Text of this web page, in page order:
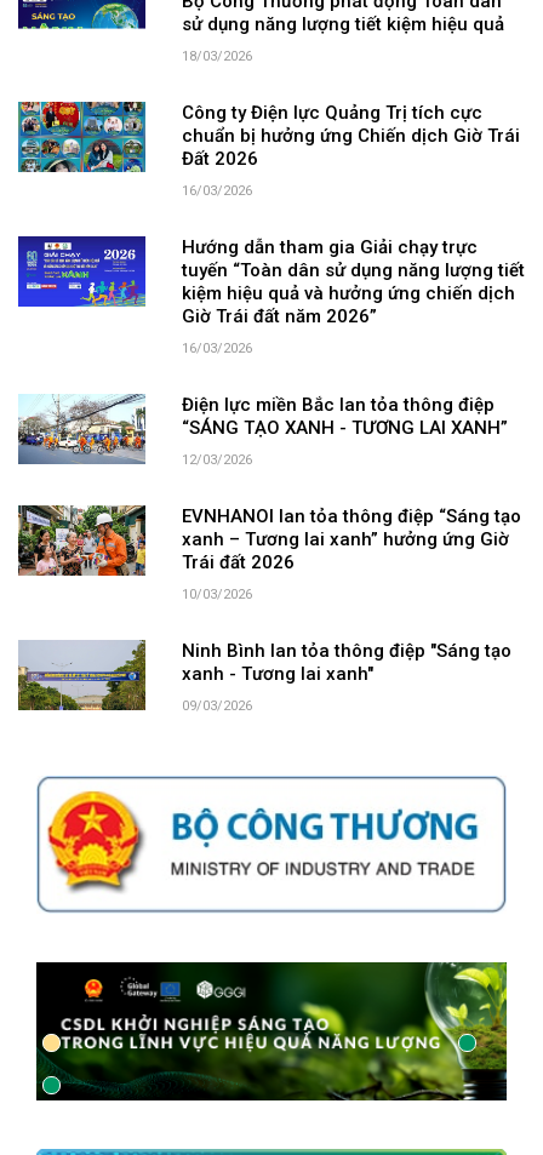
sử dụng năng lượng tiết kiệm hiệu quả
18/03/2026
Công ty Điện lực Quảng Trị tích cực
chuẩn bị hưởng ứng Chiến dịch Giờ Trái
Đất 2026
16/03/2026
Hướng dẫn tham gia Giải chạy trực
tuyến “Toàn dân sử dụng năng lượng tiết
kiệm hiệu quả và hưởng ứng chiến dịch
Giờ Trái đất năm 2026”
16/03/2026
Điện lực miền Bắc lan tỏa thông điệp
“SÁNG TẠO XANH - TƯƠNG LAI XANH”
12/03/2026
EVNHANOI lan tỏa thông điệp “Sáng tạo
xanh – Tương lai xanh” hưởng ứng Giờ
Trái đất 2026
10/03/2026
Ninh Bình lan tỏa thông điệp "Sáng tạo
xanh - Tương lai xanh"
09/03/2026